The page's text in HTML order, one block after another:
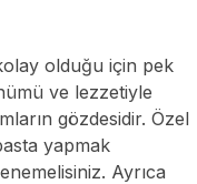
olduğu için pek
ve lezzetiyle
gözdesidir. Özel
yapmak
Ayrıca